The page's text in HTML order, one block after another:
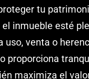
tu
inmueble esté
uso, venta o
proporciona
maximiza el